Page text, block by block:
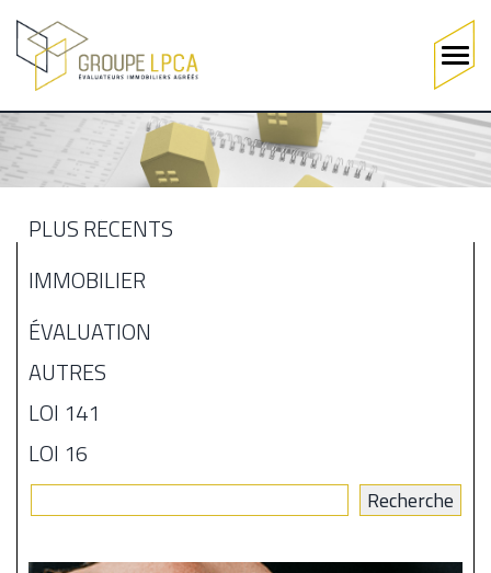
Aller
au
contenu
Main
navigation
BLOGUE
PLUS RÉCENTS
IMMOBILIER
ÉVALUATION
AUTRES
LOI 141
LOI 16